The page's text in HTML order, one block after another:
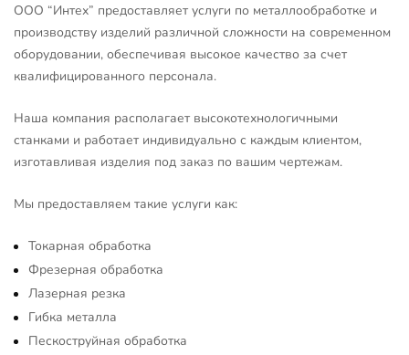
ООО “Интех” предоставляет услуги по металлообработке и
производству изделий различной сложности на современном
оборудовании, обеспечивая высокое качество за счет
квалифицированного персонала.
Наша компания располагает высокотехнологичными
станками и работает индивидуально с каждым клиентом,
изготавливая изделия под заказ по вашим чертежам.
Мы предоставляем такие услуги как:
Токарная обработка
Фрезерная обработка
Лазерная резка
Гибка металла
Пескоструйная обработка